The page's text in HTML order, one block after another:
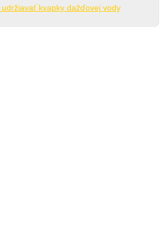
kvapky dažďovej vody